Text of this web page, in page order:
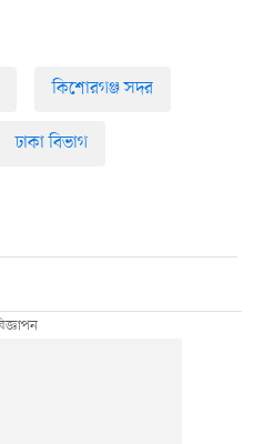
কিশোরগঞ্জ সদর
ঢাকা বিভাগ